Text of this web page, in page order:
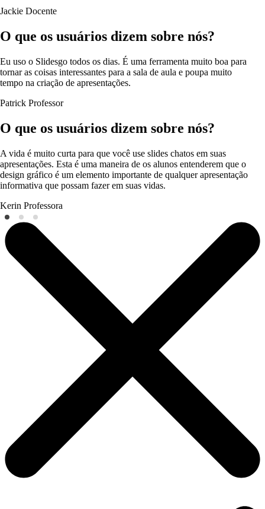
Jackie Docente
O que os usuários dizem sobre nós?
Eu uso o Slidesgo todos os dias. É uma ferramenta muito boa para
tornar as coisas interessantes para a sala de aula e poupa muito
tempo na criação de apresentações.
Patrick Professor
O que os usuários dizem sobre nós?
A vida é muito curta para que você use slides chatos em suas
apresentações. Esta é uma maneira de os alunos entenderem que o
design gráfico é um elemento importante de qualquer apresentação
informativa que possam fazer em suas vidas.
Kerin Professora